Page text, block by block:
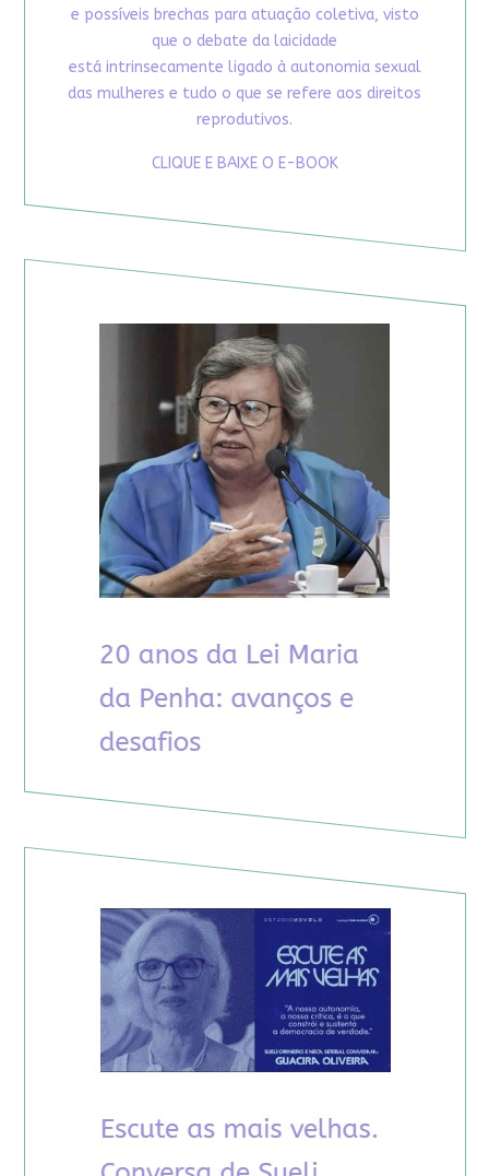
e possíveis brechas para atuação coletiva, visto
que o debate da laicidade
está intrinsecamente ligado à autonomia sexual
das mulheres e tudo o que se refere aos direitos
reprodutivos.
CLIQUE E BAIXE O E-BOOK